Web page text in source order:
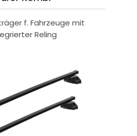
f. Fahrzeuge mit
Reling